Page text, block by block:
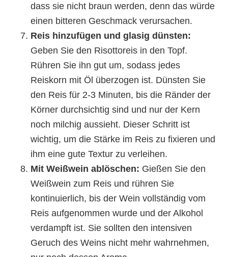
dass sie nicht braun werden, denn das würde
einen bitteren Geschmack verursachen.
Reis hinzufügen und glasig dünsten:
Geben Sie den Risottoreis in den Topf.
Rühren Sie ihn gut um, sodass jedes
Reiskorn mit Öl überzogen ist. Dünsten Sie
den Reis für 2-3 Minuten, bis die Ränder der
Körner durchsichtig sind und nur der Kern
noch milchig aussieht. Dieser Schritt ist
wichtig, um die Stärke im Reis zu fixieren und
ihm eine gute Textur zu verleihen.
Mit Weißwein ablöschen: Gießen Sie den
Weißwein zum Reis und rühren Sie
kontinuierlich, bis der Wein vollständig vom
Reis aufgenommen wurde und der Alkohol
verdampft ist. Sie sollten den intensiven
Geruch des Weins nicht mehr wahrnehmen,